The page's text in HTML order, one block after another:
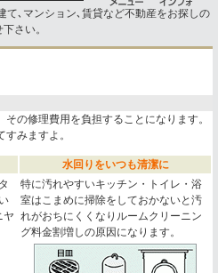
て､マンション､賃貸など不動産をお探しの
さい。
の修理費用を負担することになります。
みますよ。
水回りをいつも清潔に
ヤ
特に汚れやすいキッチン・トイレ・浴
室はこまめに掃除をしておかないと汚
れがおちにくくなりルームクリーニン
グ料金割増しの原因になります。